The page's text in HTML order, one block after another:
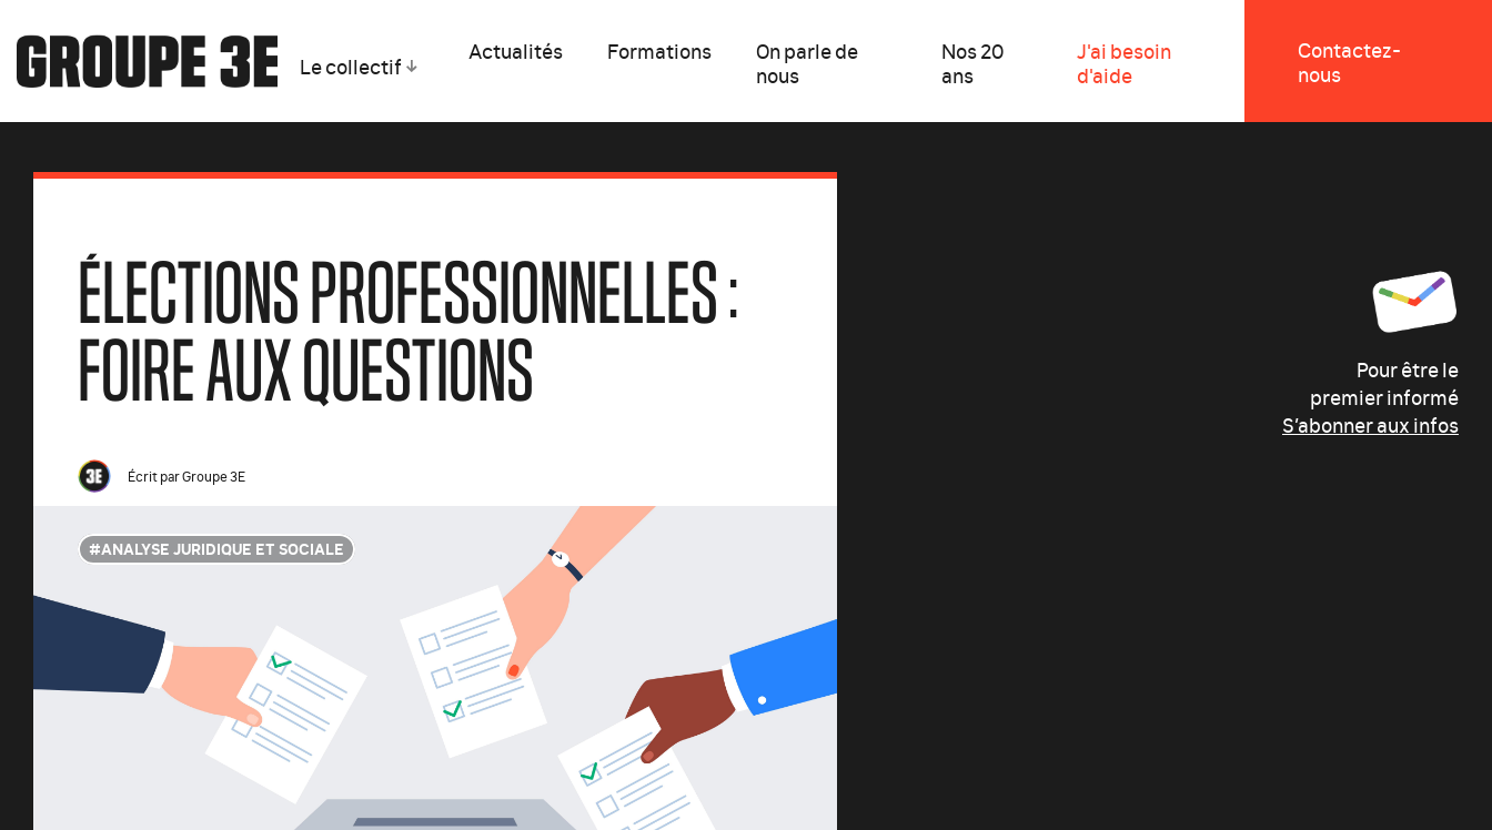
Contactez-
nous
Le collectif
Actualités Formations
On parle de
nous
Nos 20
ans
J'ai besoin
d'aide
ÉLECTIONS PROFESSIONNELLES :
FOIRE AUX QUESTIONS
Écrit parGroupe 3E
ANALYSE JURIDIQUE ET SOCIALE
Pour être le
premier informé
S’abonner aux infos